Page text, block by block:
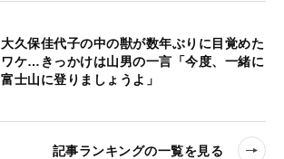
大久保佳代子の中の獣が数年ぶりに目覚めた
ワケ…きっかけは山男の一言「今度、一緒に
富士山に登りましょうよ」
記事ランキングの一覧を見る